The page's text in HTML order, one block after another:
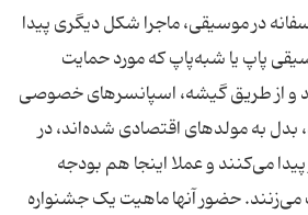
در موسیقی، ماجرا شکل دیگری پیدا
پاپ یا شبه‌پاپ که مورد حمایت
از طریق گیشه، اسپانسرهای خصوصی
بدل به مولدهای اقتصادی شده‌اند، در
می‌کنند و عملا اینجا هم بودجه
حضور آنها ماهیت یک جشنواره